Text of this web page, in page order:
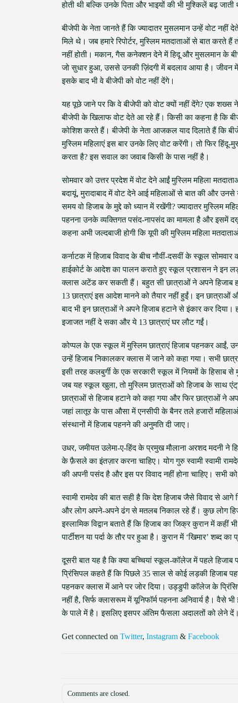
होती थी बल्कि उनके पिता और भाइयों की भी मुश्किलें बढ़ जाती
बीजेपी के नेता जानते हैं कि ज्यादातर मुसलमान उन्हें वोट नहीं
मिले थे। जब हमारे रिपोर्टर, मुस्लिम मतदाताओं से बात करते हैं
नहीं होती। मकान, गैस कनेक्शन देने में हिदू और मुसलमान के
जो सुधार हुआ, उससे उनकी ज़िंदगी में बदलाव आया है।
इसके बाद भी वे बीजेपी को वोट नहीं देंगे।
यह पूछे जाने पर कि वे बीजेपी को वोट क्यों नहीं देंगे? एक शख्स
बीजेपी के खिलाफ वोट देते आ रहे हैं। किसी का कहना है कि
कोशिश करते हैं। बीजेपी के नेता आजकल याद दिलाते हैं कि
मुस्लिम महिलाएं इस बार उनके लिए वोट करेंगी। तो फिर
करता है? इस सवाल का जवाब किसी के पास नहीं है।
सोमवार को उत्तर प्रदेश में वोट देने आईं मुस्लिम महिला
बदायूं, मुरादाबाद में वोट देने आई महिलाओं से बात की और उनसे
समय वो हिजाब के मुद्दे को ध्यान में रखेंगी? ज्यादातर मुस्लिम
पहनना उनके व्यक्तिगत पसंद-नापसंद का मामला है और इसमें
कहना अभी जल्दबाजी होगी कि यूपी की मुस्लिम महिला
कर्नाटक में हिजाब विवाद के बीच नौवीं-दसवीं के स्कूल
हाईकोर्ट के आदेश का पालन कराते हुए स्कूल प्रशासन ने इन
क्लास अटेंड कर सकती हैं। बहुत सी छात्राओं ने अपने हिजाब
13 छात्राएं इस आदेश मानने को तैयार नहीं हुईं। इन
बाद भी इन छात्राओं ने अपने हिजाब हटाने से इंकार कर
इजाजत नहीं दे सका और ये 13 छात्राएं घर लौट गईं।
कोप्पल के एक स्कूल में मुस्लिम छात्राएं हिजाब पहनकर आईं,
उन्हें हिजाब निकालकर क्लास में जाने को कहा गया। सभी
इसी तरह कलबुर्गी के एक सरकारी स्कूल में नियमों के हिसाब
जब यह स्कूल खुला, तो मुस्लिम छात्राओं को हिजाब के साथ
छात्राओं से हिजाब हटाने को कहा गया और फिर छात्राओं ने
जहां लातूर के पास औसा में एनसीपी के बैनर तले हजारों
संस्थानों में हिजाब पहनने की अनुमति दी जाए।
उधर, जमीयत उलेमा-ए-हिंद के प्रमुख मौलाना अरशद मदनी ने
के फ़ैसले का इंतज़ार करना चाहिए। योग गुरु स्वामी स्वामी
की अपनी पसंद है और इस पर विवाद नहीं होना चाहिए।
स्वामी रामदेव की बात सही है कि देश हिजाब जैसे विवाद से
और लोग अपने-अपने ढंग से मतलब निकाल रहे हैं। कुछ लोग
इस्लामिक विद्वान बताते हैं कि हिजाब का जिक्र कुरान में
पार्टीशन या पर्दा के तौर पर हुआ है। कुरान में ‘खिमार’ शब्द
दूसरी बात यह है कि क्या बच्चियां स्कूल-कॉलेज में पहले
प्रिंसिपल कहते हैं कि पिछले 35 साल से कोई लड़की हिजाब
पहनकर क्लास में आने पर जोर दिया। उड्डुपी कॉलेज के
नहीं है, सिर्फ क्लासरूम में यूनिफॉर्म पहनना अनिवार्य है। वैसे
के पाले में है। इसलिए इसपर अंतिम फैसला अदालतों को लेने दें।
Get connected on Twitter, Instagram & Facebook
Comments are closed.